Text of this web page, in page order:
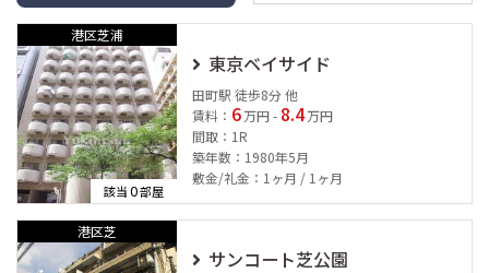
港区芝浦
該当0部屋
東京ベイサイド
田町駅 徒歩8分 他
賃料： 6 万円 - 8.4 万円
間取：1R
築年数：1980年5月
敷金/礼金：1ヶ月 / 1ヶ月
港区芝
サンコート芝公園